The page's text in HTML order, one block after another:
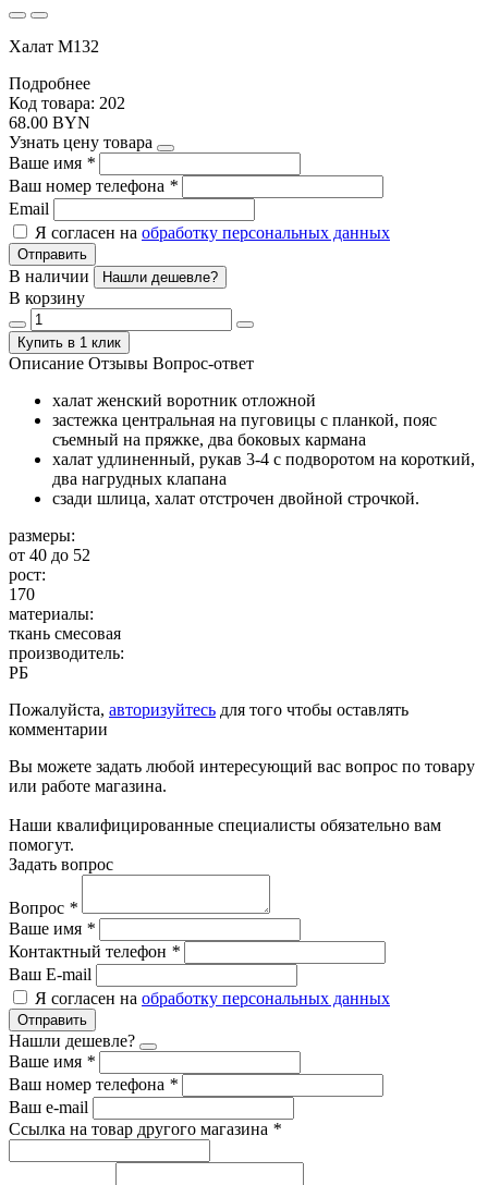
Халат М132
Подробнее
Код товара: 202
68.00 BYN
Узнать цену товара
Ваше имя *
Ваш номер телефона *
Email
Я согласен на обработку персональных данных
Отправить
В наличии Нашли дешевле?
В корзину
Купить в 1 клик
Описание Отзывы Вопрос-ответ
халат женский воротник отложной
застежка центральная на пуговицы с планкой, пояс
съемный на пряжке, два боковых кармана
халат удлиненный, рукав 3-4 с подворотом на короткий,
два нагрудных клапана
сзади шлица, халат отстрочен двойной строчкой.
размеры:
от 40 до 52
рост:
170
материалы:
ткань смесовая
производитель:
РБ
Пожалуйста, авторизуйтесь для того чтобы оставлять
комментарии
Вы можете задать любой интересующий вас вопрос по товару
или работе магазина.
Наши квалифицированные специалисты обязательно вам
помогут.
Задать вопрос
Вопрос *
Ваше имя *
Контактный телефон *
Ваш E-mail
Я согласен на обработку персональных данных
Отправить
Нашли дешевле?
Ваше имя *
Ваш номер телефона *
Ваш e-mail
Ссылка на товар другого магазина *